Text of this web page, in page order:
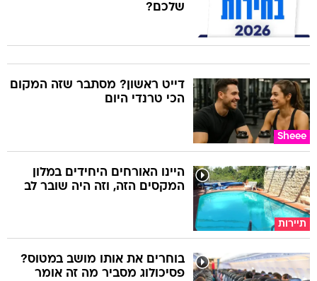
שלכם?
Sheee
דייט ראשון? מסתבר שזה המקום
הכי טרנדי היום
תיירות
היינו האורחים היחידים במלון
המקסים הזה, וזה היה שובר לב
בוחרים את אותו מושב במטוס?
פסיכולוג מסביר מה זה אומר